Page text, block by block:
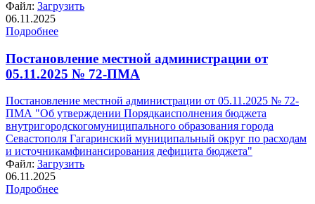
Файл: Загрузить
06.11.2025
Подробнее
Постановление местной администрации от
05.11.2025 № 72-ПМА
Постановление местной администрации от 05.11.2025 № 72-
ПМА "Об утверждении Порядкаисполнения бюджета
внутригородскогомуниципального образования города
Севастополя Гагаринский муниципальный округ по расходам
и источникамфинансирования дефицита бюджета"
Файл: Загрузить
06.11.2025
Подробнее